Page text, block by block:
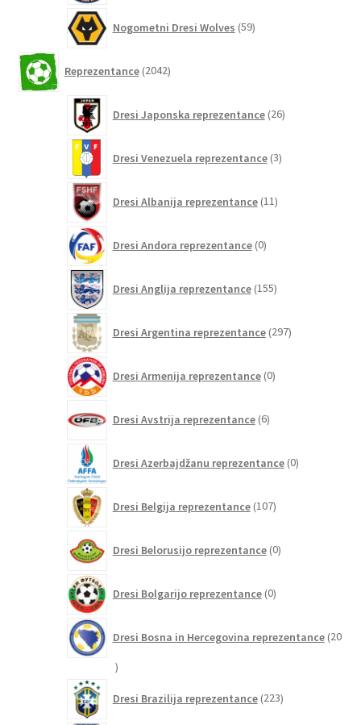
Nogometni Dresi Wolves 59izdelkov
Reprezentance 2042izdelkov
Dresi Japonska reprezentance 26izdelkov
Dresi Venezuela reprezentance 3izdelki
Dresi Albanija reprezentance 11izdelkov
Dresi Andora reprezentance 0izdelkov
Dresi Anglija reprezentance 155izdelkov
Dresi Argentina reprezentance 297izdelkov
Dresi Armenija reprezentance 0izdelkov
Dresi Avstrija reprezentance 6izdelkov
Dresi Azerbajdžanu reprezentance 0izdelkov
Dresi Belgija reprezentance 107izdelkov
Dresi Belorusijo reprezentance 0izdelkov
Dresi Bolgarijo reprezentance 0izdelkov
Dresi Bosna in Hercegovina reprezentance 20
20
Dresi Brazilija reprezentance 223izdelkov